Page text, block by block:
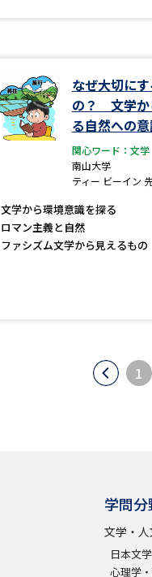
なぜ大切にす
の？ 文学か
る自然への
関心ワード：文学
南山大学
ティー ビーイン
文学から環境意識を探る
ロマン主義と自然
ファシズム文学から見えるもの
1
学問
文学・
日本文学
心理学